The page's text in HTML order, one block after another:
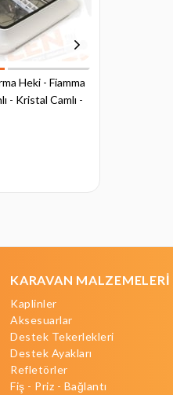
Heki - Fiamma
- Kristal Camlı -
KARAVAN MALZEMELERİ
Kaplinler
Aksesuarlar
Destek Tekerlekleri
Destek Ayakları
Refletörler
Fiş - Priz - Bağlantı